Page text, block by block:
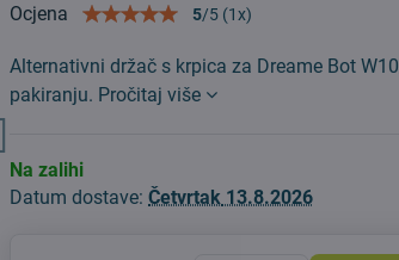
Ocjena 5/5 (1x)
Alternativni držač s krpica za Dreame Bot
pakiranju. Pročitaj više
Na zalihi
Datum dostave:Četvrtak 13.8.2026